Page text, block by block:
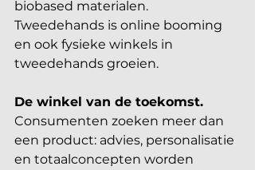
biobased materialen.
Tweedehands is online booming
en ook fysieke winkels in
tweedehands groeien.
De winkel van de toekomst.
Consumenten zoeken meer dan
een product: advies, personalisatie
en totaalconcepten worden